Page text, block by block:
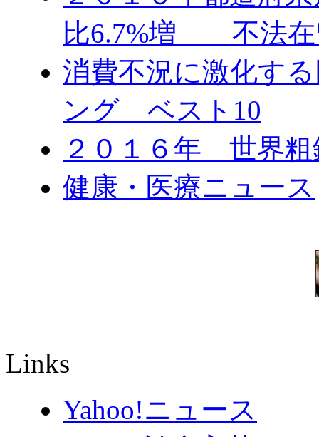
比6.7%増 不法在
消費不況に激化す
ング ベスト10
２０１６年 世界粗
健康・医療ニュース
Links
Yahoo!ニュース